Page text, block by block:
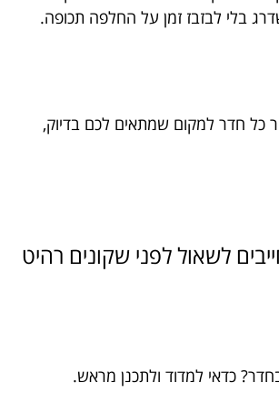
בלי לבזבז זמן על החלפה תכופה.
כל חדר למקום שמתאים לכם בדיוק,
לשאול לפני שקונים רהיט
כדאי למדוד ולתכנן מראש.